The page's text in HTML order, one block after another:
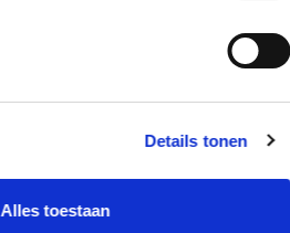
Details tonen
Alles toestaan